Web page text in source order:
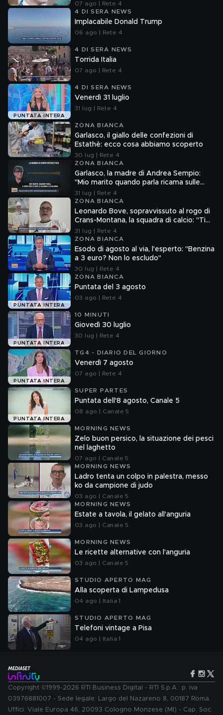
07 ago | Rete 4
4 DI SERA NEWS
Implacabile Donald Trump
06 ago | Rete 4
4 DI SERA NEWS
Torrida Italia
07 ago | Rete 4
PUNTATA INTERA
4 DI SERA NEWS
Venerdì 31 luglio
31 lug | Rete 4
ZONA BIANCA
Garlasco, il giallo delle confezioni di
Estathè: ecco cosa abbiamo scoperto
30 lug | Rete 4
ZONA BIANCA
Garlasco, la madre di Andrea Sempio:
"Mio marito quando parla ricama sulle
cose"
31 lug | Rete 4
ZONA BIANCA
Leonardo Bove, sopravvissuto al rogo di
Crans-Montana, la squadra di calcio: "Ti
aspettiamo"
31 lug | Rete 4
ZONA BIANCA
Esodo di agosto al via, l'esperto: "Benzina
a 3 euro? Non lo escludo"
30 lug | Rete 4
PUNTATA INTERA
ZONA BIANCA
Puntata del 3 agosto
03 ago | Rete 4
PUNTATA INTERA
10 MINUTI
Giovedì 30 luglio
30 lug | Rete 4
PUNTATA INTERA
TG4 - DIARIO DEL GIORNO
Venerdì 7 agosto
07 ago | Rete 4
PUNTATA INTERA
SUPER PARTES
Puntata dell'8 agosto, Canale 5
08 ago | Canale 5
MORNING NEWS
Zelo buon persico, la situazione dei pesci
nel laghetto
07 ago | Canale 5
MORNING NEWS
Ladro tenta un colpo in palestra, messo
ko da campione di judo
03 ago | Canale 5
MORNING NEWS
Estate a tavola, il gelato all'anguria
03 ago | Canale 5
MORNING NEWS
Le ricette alternative con l'anguria
03 ago | Canale 5
STUDIO APERTO MAG
Alla scoperta di Lampedusa
04 ago | Italia 1
STUDIO APERTO MAG
Telefoni vintage a Pisa
04 ago | Italia 1
Copyright ©1999-2026 RTI Business Digital - RTI S.p.A.: p. iva
03976881007 - Sede legale: Largo del Nazareno 8, 00187 Roma.
Uffici: Viale Europa 46, 20093 Cologno Monzese (MI) - Cap. Soc.